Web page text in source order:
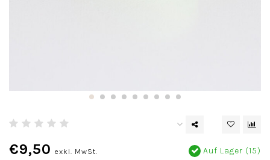
€9,50 exkl. MwSt. Auf Lager (15)